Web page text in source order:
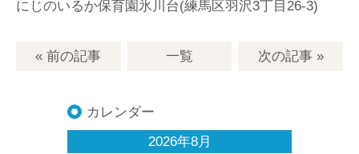
にじのいるか保育園氷川台(練馬区羽沢3丁目26-3)
« 前の記事 一覧 次の記事»
カレンダー
2026年8月